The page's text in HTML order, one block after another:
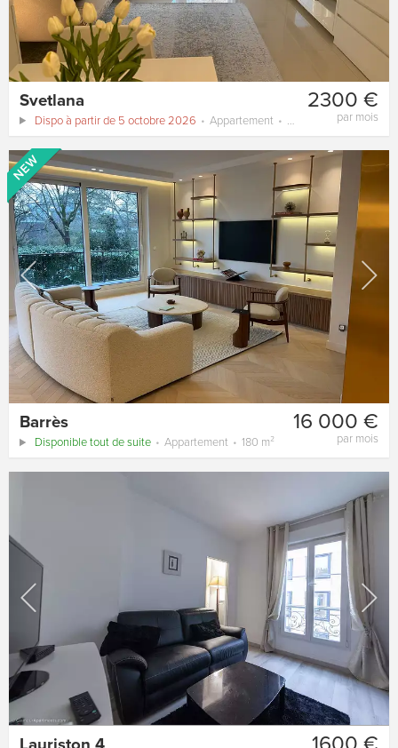
2300 €
par mois
Svetlana
Dispo à partir de 5 octobre 2026 Appartement 40 m²
16 000 €
par mois
Barrès
Disponible tout de suite Appartement 180 m²